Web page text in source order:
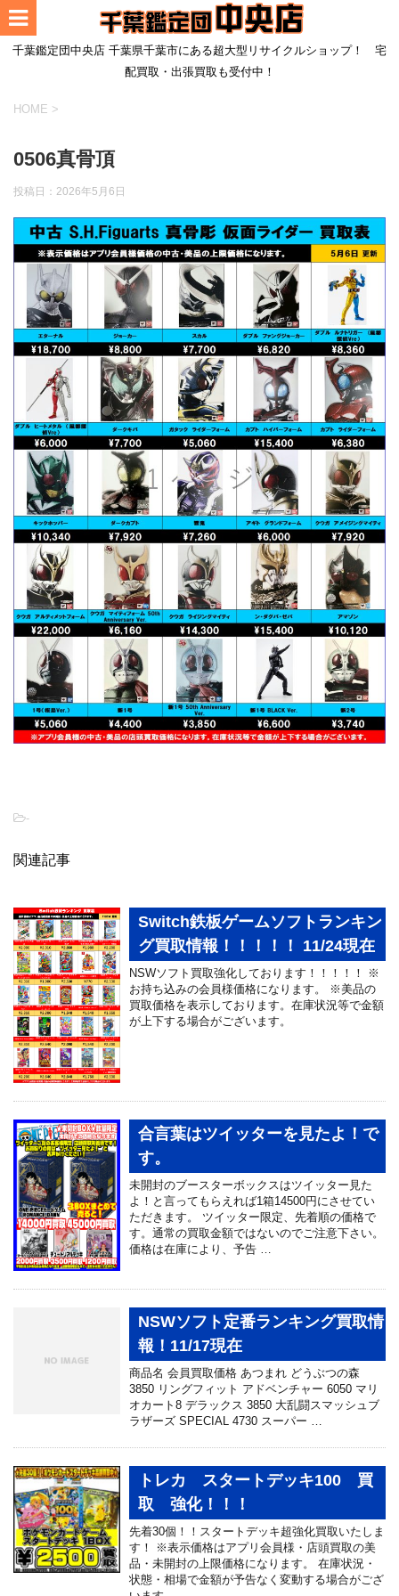
千葉鑑定団中央店 千葉県千葉市にある超大型リサイクルショップ！ 宅
配買取・出張買取も受付中！
HOME >
0506真骨頂
投稿日： 2026年5月6日
-
関連記事
Switch鉄板ゲームソフトランキン
グ買取情報！！！！！ 11/24現在
NSWソフト買取強化しております！！！！！ ※
お持ち込みの会員様価格になります。 ※美品の
買取価格を表示しております。在庫状況等で金額
が上下する場合がございます。
合言葉はツイッターを見たよ！で
す。
未開封のブースターボックスはツイッター見た
よ！と言ってもらえれば1箱14500円にさせてい
ただきます。 ツイッター限定、先着順の価格で
す。通常の買取金額ではないのでご注意下さい。
価格は在庫により、予告 …
NSWソフト定番ランキング買取情
報！11/17現在
商品名 会員買取価格 あつまれ どうぶつの森
3850 リングフィット アドベンチャー 6050 マリ
オカート8 デラックス 3850 大乱闘スマッシュブ
ラザーズ SPECIAL 4730 スーパー …
トレカ スタートデッキ100 買
取 強化！！！
先着30個！！スタートデッキ超強化買取いたしま
す！ ※表示価格はアプリ会員様・店頭買取の美
品・未開封の上限価格になります。 在庫状況・
状態・相場で金額が予告なく変動する場合がござ